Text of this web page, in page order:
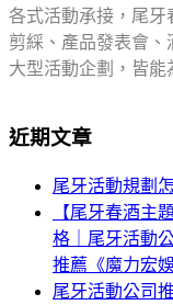
各式活動承接，尾牙
剪綵、產品發表會
大型活動企劃，皆能
近期文章
尾牙活動規劃
【尾牙春酒主
格｜尾牙活動
推薦《魔力宏娛
尾牙活動公司